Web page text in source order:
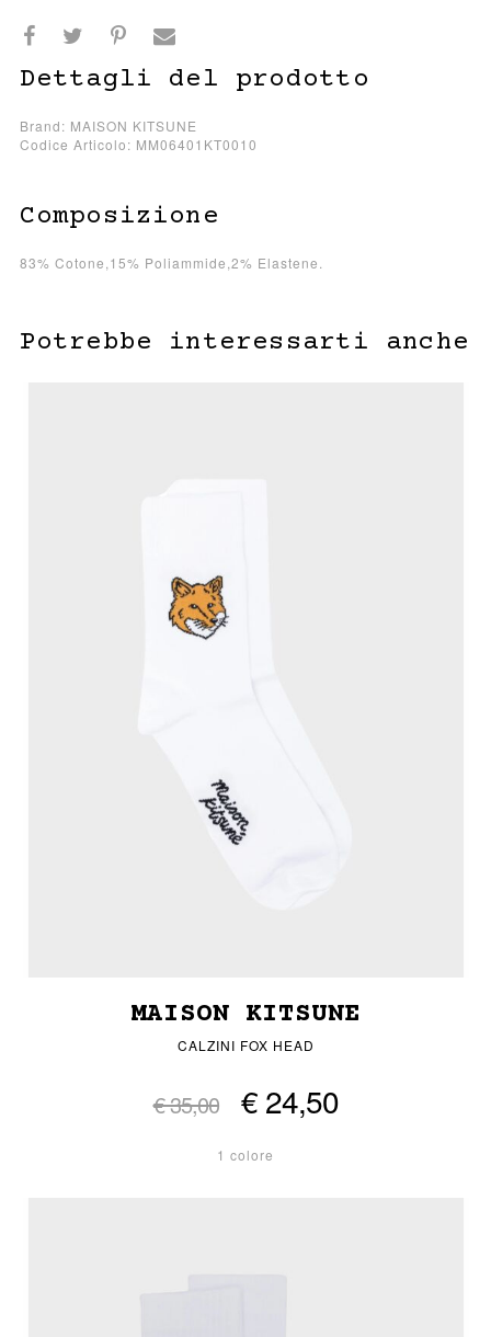
Dettagli del prodotto
Brand: MAISON KITSUNE
Codice Articolo: MM06401KT0010
Composizione
83% Cotone,15% Poliammide,2% Elastene.
Potrebbe interessarti anche
MAISON KITSUNE
CALZINI FOX HEAD
€ 35,00 € 24,50
1 colore